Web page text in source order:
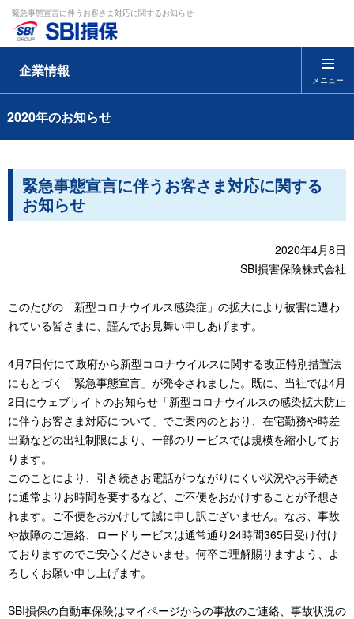
緊急事態宣言に伴うお客さま対応に関するお知らせ
メニュー
企業情報
2020年のお知らせ
緊急事態宣言に伴うお客さま対応に関する
お知らせ
2020年4月8日
SBI損害保険株式会社
このたびの「新型コロナウイルス感染症」の拡大により被害に遭わ
れている皆さまに、謹んでお見舞い申しあげます。
4月7日付にて政府から新型コロナウイルスに関する改正特別措置法
にもとづく「緊急事態宣言」が発令されました。既に、当社では4月
2日にウェブサイトのお知らせ「新型コロナウイルスの感染拡大防止
に伴うお客さま対応について」でご案内のとおり、在宅勤務や時差
出勤などの出社制限により、一部のサービスでは規模を縮小してお
ります。
このことにより、引き続きお電話がつながりにくい状況やお手続き
に通常よりお時間を要するなど、ご不便をおかけすることが予想さ
れます。ご不便をおかけして誠に申し訳ございません。なお、事故
や故障のご連絡、ロードサービスは通常通り24時間365日受け付け
ておりますのでご安心くださいませ。何卒ご理解賜りますよう、よ
ろしくお願い申し上げます。
SBI損保の自動車保険はマイページからの事故のご連絡、事故状況の